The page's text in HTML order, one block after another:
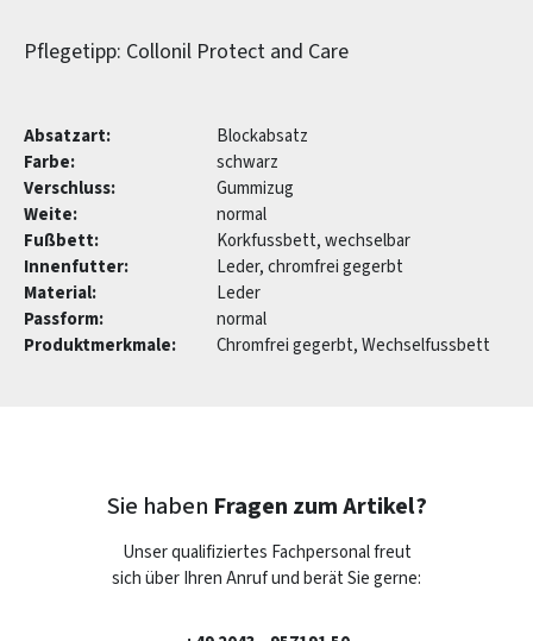
Pflegetipp: Collonil Protect and Care
Absatzart:
Blockabsatz
Farbe:
schwarz
Verschluss:
Gummizug
Weite:
normal
Fußbett:
Korkfussbett, wechselbar
Innenfutter:
Leder, chromfrei gegerbt
Material:
Leder
Passform:
normal
Produktmerkmale:
Chromfrei gegerbt, Wechselfussbett
Sie haben Fragen zum Artikel?
Unser qualifiziertes Fachpersonal freut
sich über Ihren Anruf und berät Sie gerne: